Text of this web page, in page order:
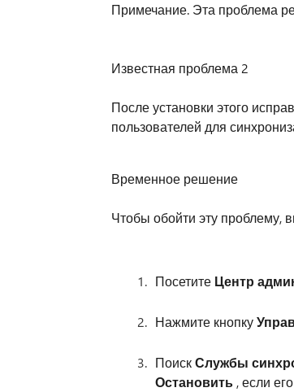
Примечание. Эта проблема
Известная проблема 2
После установки этого
пользователей для
Временное решение
Чтобы обойти эту проблему,
Посетите Центр
Нажмите кнопку
ПоискСлужбы
Остановить, если